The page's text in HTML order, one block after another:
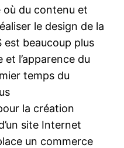
où du contenu et
le design de la
est beaucoup plus
l’apparence du
temps du
la création
site Internet
un commerce